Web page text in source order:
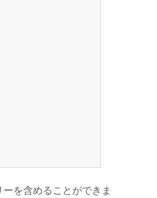
を含めることができま